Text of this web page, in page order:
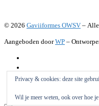
© 2026 Gaviiformes OWSV –
Aangeboden doorWP –
Privacy & cookies: deze site
Wil je meer weten, ook over hoe